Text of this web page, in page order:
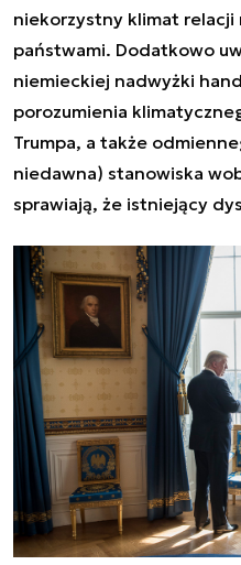
niekorzystny klimat relacji
państwami. Dodatkowo
niemieckiej nadwyżki
porozumienia
Trumpa, a także
niedawna) stanowiska
sprawiają, że istniejący